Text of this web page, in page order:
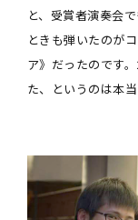
と、受賞者演奏会
ときも弾いたのが
ア》だったのです
た、というのは本